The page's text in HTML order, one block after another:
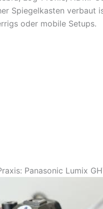
Spiegelkasten verbaut
oder mobile Setups.
Panasonic Lumix